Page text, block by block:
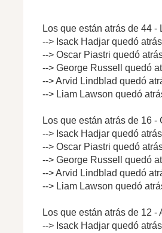
Los que están atrás de 44
--> Isack Hadjar quedó
--> Oscar Piastri quedó
--> George Russell quedó
--> Arvid Lindblad quedó
--> Liam Lawson quedó
Los que están atrás de 16
--> Isack Hadjar quedó
--> Oscar Piastri quedó
--> George Russell quedó
--> Arvid Lindblad quedó
--> Liam Lawson quedó
Los que están atrás de 12
--> Isack Hadjar quedó